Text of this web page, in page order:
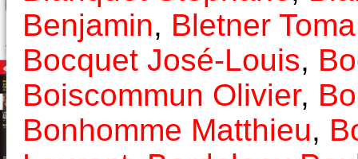
Benjamin, Bletner Toma
Bocquet José-Louis,
Boiscommun Olivier,
Bonhomme Matthieu,